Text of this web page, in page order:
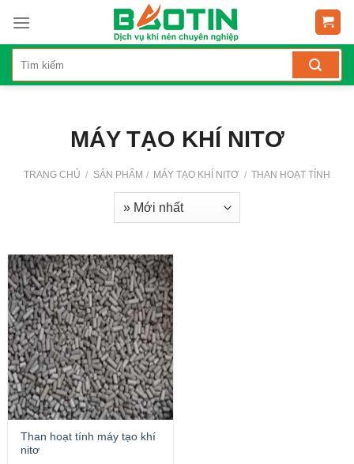
content
MÁY TẠO KHÍ NITƠ
TRANG CHỦ / SẢN PHẨM / MÁY TẠO KHÍ NITƠ / THAN HOẠT TÍNH
Than hoạt tính máy tạo khí
nitơ